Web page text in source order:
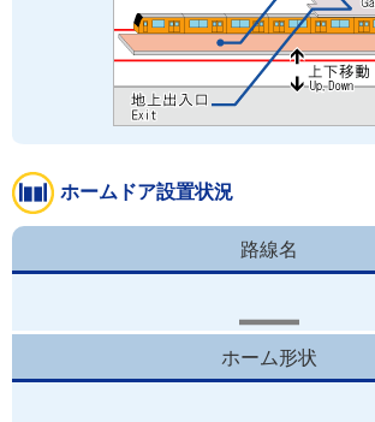
ホームドア設置状況
路線名
ホーム形状